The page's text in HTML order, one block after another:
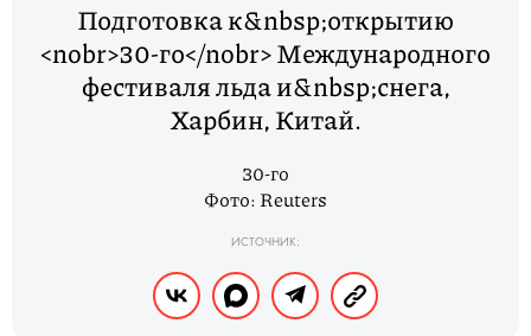
Подготовка к&nbsp;открытию
<nobr>30-го</nobr> Международного
фестиваля льда и&nbsp;снега,
Харбин, Китай.
30-го
Фото: Reuters
ИСТОЧНИК: